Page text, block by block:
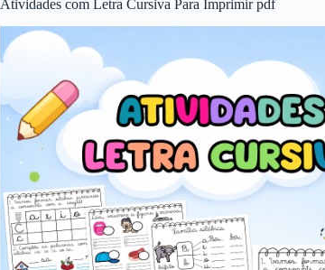
Atividades com Letra Cursiva Para Imprimir pdf